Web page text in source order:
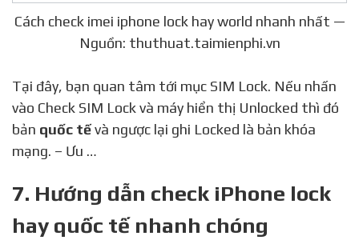
Cách check imei iphone lock hay world nhanh nhất —
Nguồn: thuthuat.taimienphi.vn
Tại đây, bạn quan tâm tới mục SIM Lock. Nếu nhấn
vào Check SIM Lock và máy hiển thị Unlocked thì đó
bản quốc tếvà ngược lại ghi Locked là bản khóa
mạng. – Ưu …
7. Hướng dẫn check iPhone lock
hay quốc tế nhanh chóng